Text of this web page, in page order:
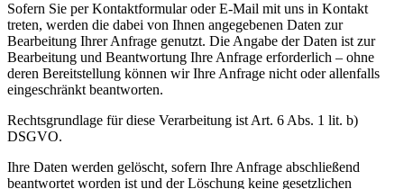
Sofern Sie per Kontaktformular oder E-Mail mit uns in Kontakt
treten, werden die dabei von Ihnen angegebenen Daten zur
Bearbeitung Ihrer Anfrage genutzt. Die Angabe der Daten ist zur
Bearbeitung und Beantwortung Ihre Anfrage erforderlich – ohne
deren Bereitstellung können wir Ihre Anfrage nicht oder allenfalls
eingeschränkt beantworten.
Rechtsgrundlage für diese Verarbeitung ist Art. 6 Abs. 1 lit. b)
DSGVO.
Ihre Daten werden gelöscht, sofern Ihre Anfrage abschließend
beantwortet worden ist und der Löschung keine gesetzlichen